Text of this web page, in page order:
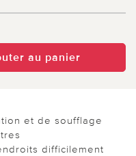
au panier
et de soufflage
difficilement